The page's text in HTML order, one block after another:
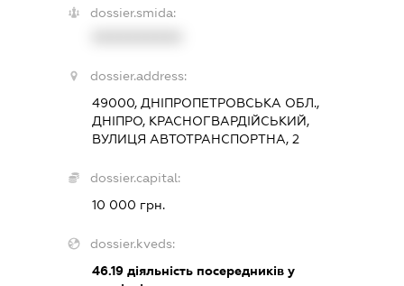
dossier.smida:
dossier.address:
49000, ДНІПРОПЕТРОВСЬКА ОБЛ.,
ДНІПРО, КРАСНОГВАРДІЙСЬКИЙ,
ВУЛИЦЯ АВТОТРАНСПОРТНА, 2
dossier.capital:
10 000 грн.
dossier.kveds:
46.19 діяльність посередників у